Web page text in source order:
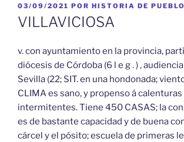
PUBLICADO
EL
03/09/2021 POR HISTORIA DE
VILLAVICIOSA
v. con ayuntamiento en la provincia,
diócesis de Córdoba (6 l e g . ) ,
Sevilla (22; SIT. en una hondonada;
CLIMA es sano, y propenso á
intermitentes. Tiene 450 CASAS; la
es de bastante capacidad y de buena
cárcel y el pósito; escuela de primeras